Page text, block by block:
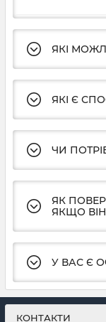
ЯКІ
ЯКІ Є
ЧИ
ЯК
ЯКЩО
У ВАС Є
КОНТАКТИ